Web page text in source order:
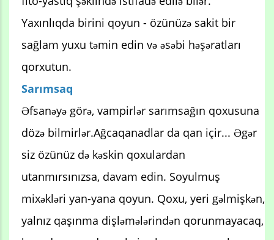
Yaxınlıqda birini qoyun - özünüzə sakit bir
sağlam yuxu təmin edin və əsəbi həşəratları
qorxutun.
Sarımsaq
Əfsanəyə görə, vampirlər sarımsağın qoxusuna
dözə bilmirlər.Ağcaqanadlar da qan içir... Əgər
siz özünüz də kəskin qoxulardan
utanmırsınızsa, davam edin. Soyulmuş
mixəkləri yan-yana qoyun. Qoxu, yeri gəlmişkən,
yalnız qaşınma dişləmələrindən qorunmayacaq,